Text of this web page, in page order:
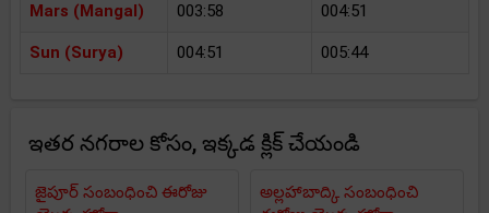
Mars (Mangal) 003:58 004:51
Sun (Surya) 004:51 005:44
ఇతర నగరాల కోసం, ఇక్కడ క్లిక్ చేయండి
జైపూర్ సంబంధించి ఈరోజు
అల్లహాబాద్కి సంబంధించి